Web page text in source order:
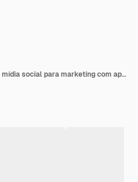
Conceito de marketing de mídia social para marketing com aplicativos